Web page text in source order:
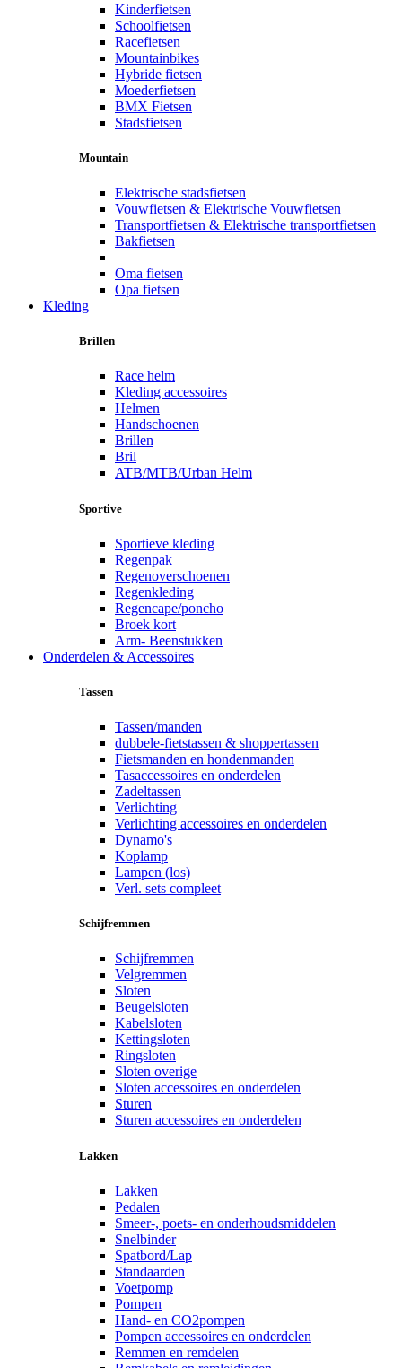
Kinderfietsen
Schoolfietsen
Racefietsen
Mountainbikes
Hybride fietsen
Moederfietsen
BMX Fietsen
Stadsfietsen
Mountain
Elektrische stadsfietsen
Vouwfietsen & Elektrische Vouwfietsen
Transportfietsen & Elektrische transportfietsen
Bakfietsen
Oma fietsen
Opa fietsen
Kleding
Brillen
Race helm
Kleding accessoires
Helmen
Handschoenen
Brillen
Bril
ATB/MTB/Urban Helm
Sportive
Sportieve kleding
Regenpak
Regenoverschoenen
Regenkleding
Regencape/poncho
Broek kort
Arm- Beenstukken
Onderdelen & Accessoires
Tassen
Tassen/manden
dubbele-fietstassen & shoppertassen
Fietsmanden en hondenmanden
Tasaccessoires en onderdelen
Zadeltassen
Verlichting
Verlichting accessoires en onderdelen
Dynamo's
Koplamp
Lampen (los)
Verl. sets compleet
Schijfremmen
Schijfremmen
Velgremmen
Sloten
Beugelsloten
Kabelsloten
Kettingsloten
Ringsloten
Sloten overige
Sloten accessoires en onderdelen
Sturen
Sturen accessoires en onderdelen
Lakken
Lakken
Pedalen
Smeer-, poets- en onderhoudsmiddelen
Snelbinder
Spatbord/Lap
Standaarden
Voetpomp
Pompen
Hand- en CO2pompen
Pompen accessoires en onderdelen
Remmen en remdelen